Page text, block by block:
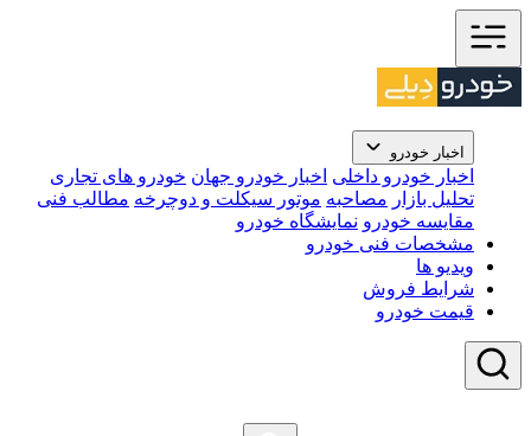
اخبار خودرو
اخبار خودرو داخلی اخبار خودرو جهان خودرو های تجاری
تحلیل بازار مصاحبه موتور سیکلت و دوچرخه مطالب فنی
مقایسه خودرو نمایشگاه خودرو
مشخصات فنی خودرو
ویدیو ها
شرایط فروش
قیمت خودرو